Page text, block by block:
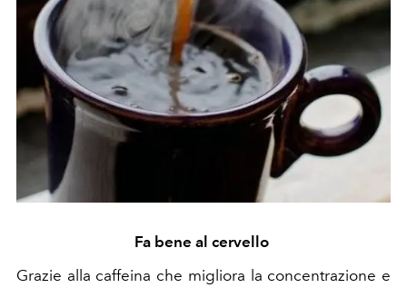
Fa bene al cervello
Grazie alla caffeina che migliora la concentrazione e